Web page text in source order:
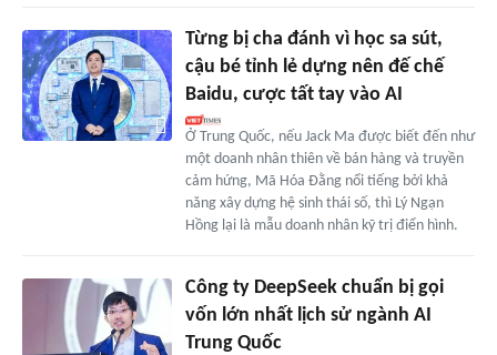
Từng bị cha đánh vì học sa sút,
cậu bé tỉnh lẻ dựng nên đế chế
Baidu, cược tất tay vào AI
Ở Trung Quốc, nếu Jack Ma được biết đến như
một doanh nhân thiên về bán hàng và truyền
cảm hứng, Mã Hóa Đằng nổi tiếng bởi khả
năng xây dựng hệ sinh thái số, thì Lý Ngạn
Hồng lại là mẫu doanh nhân kỹ trị điển hình.
Công ty DeepSeek chuẩn bị gọi
vốn lớn nhất lịch sử ngành AI
Trung Quốc